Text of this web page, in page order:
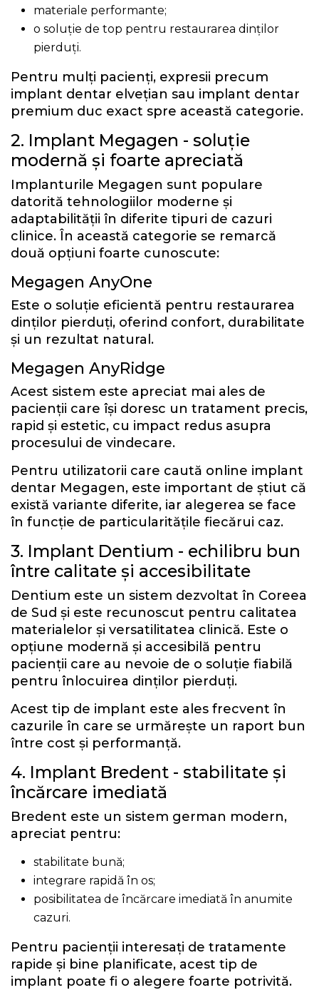
materiale performante;
o soluție de top pentru restaurarea dinților
pierduți.
Pentru mulți pacienți, expresii precum
implant dentar elvețian sau implant dentar
premium duc exact spre această categorie.
2. Implant Megagen - soluție
modernă și foarte apreciată
Implanturile Megagen sunt populare
datorită tehnologiilor moderne și
adaptabilității în diferite tipuri de cazuri
clinice. În această categorie se remarcă
două opțiuni foarte cunoscute:
Megagen AnyOne
Este o soluție eficientă pentru restaurarea
dinților pierduți, oferind confort, durabilitate
și un rezultat natural.
Megagen AnyRidge
Acest sistem este apreciat mai ales de
pacienții care își doresc un tratament precis,
rapid și estetic, cu impact redus asupra
procesului de vindecare.
Pentru utilizatorii care caută online implant
dentar Megagen, este important de știut că
există variante diferite, iar alegerea se face
în funcție de particularitățile fiecărui caz.
3. Implant Dentium - echilibru bun
între calitate și accesibilitate
Dentium este un sistem dezvoltat în Coreea
de Sud și este recunoscut pentru calitatea
materialelor și versatilitatea clinică. Este o
opțiune modernă și accesibilă pentru
pacienții care au nevoie de o soluție fiabilă
pentru înlocuirea dinților pierduți.
Acest tip de implant este ales frecvent în
cazurile în care se urmărește un raport bun
între cost și performanță.
4. Implant Bredent - stabilitate și
încărcare imediată
Bredent este un sistem german modern,
apreciat pentru:
stabilitate bună;
integrare rapidă în os;
posibilitatea de încărcare imediată în anumite
cazuri.
Pentru pacienții interesați de tratamente
rapide și bine planificate, acest tip de
implant poate fi o alegere foarte potrivită.